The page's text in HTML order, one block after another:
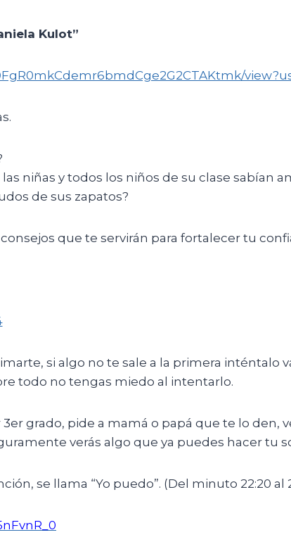
Kulot”
niñas y todos los niños de su clase sabían
de sus zapatos?
que te servirán para fortalecer tu
si algo no te sale a la primera inténtalo
todo no tengas miedo al intentarlo.
grado, pide a mamá o papá que te lo den,
verás algo que ya puedes hacer tu
se llama “Yo puedo”. (Del minuto 22:20 al